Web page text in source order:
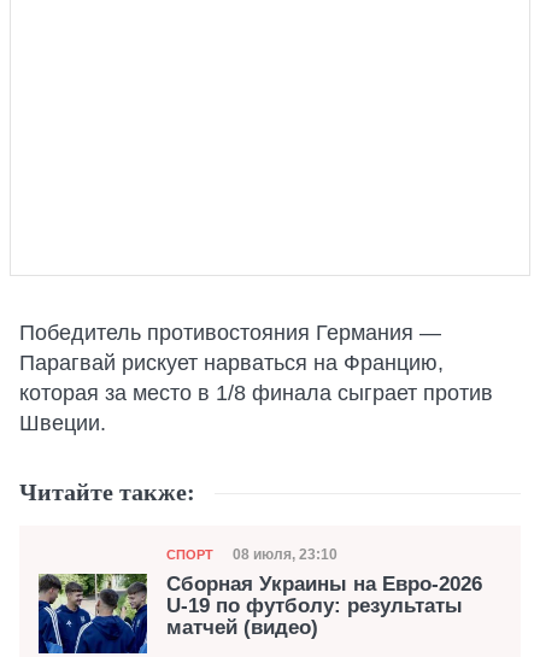
Победитель противостояния Германия —
Парагвай рискует нарваться на Францию,
которая за место в 1/8 финала сыграет против
Швеции.
Читайте также:
Категория
СПОРТ Дата публикации
08 июля, 23:10
Сборная Украины на Евро-2026
U-19 по футболу: результаты
матчей (видео)